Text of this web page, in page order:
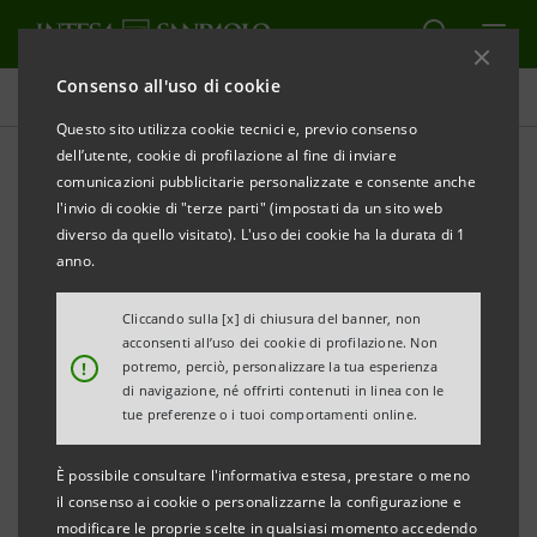
Consenso all'uso di cookie
Questo sito utilizza cookie tecnici e, previo consenso
dell’utente, cookie di profilazione al fine di inviare
comunicazioni pubblicitarie personalizzate e consente anche
l'invio di cookie di "terze parti" (impostati da un sito web
diverso da quello visitato). L'uso dei cookie ha la durata di 1
anno.
!
Cliccando sulla [x] di chiusura del banner, non
acconsenti all’uso dei cookie di profilazione. Non
potremo, perciò, personalizzare la tua esperienza
di navigazione, né offrirti contenuti in linea con le
tue preferenze o i tuoi comportamenti online.
È possibile consultare l'informativa estesa, prestare o meno
il consenso ai cookie o personalizzarne la configurazione e
modificare le proprie scelte in qualsiasi momento accedendo
Comunicati stampa
STAMPA AGGIORNA
COMUNICATO STAMPA
10 MILIONI DI EURO DA INTESA SANPAOLO
A FERRARI GIOVANNI INDUSTRIA CASEARIA
PER INVESTIRE, GRAZIE ANCHE A SACE, IN
SOSTENIBILITÀ
·L’operazione è finalizzata alla copertura di
investimenti per una spesa complessiva di circa 16
milioni di euro da realizzare nel triennio 2024-2026